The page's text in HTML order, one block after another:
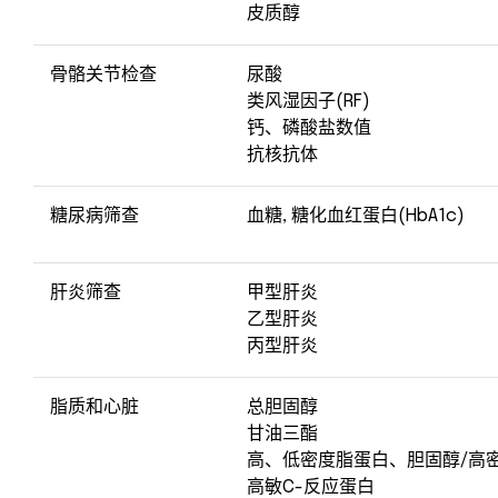
皮质醇
骨骼关节检查
尿酸
类风湿因子(RF)
钙、磷酸盐数值
抗核抗体
糖尿病筛查 血糖, 糖化血红蛋白(HbA1c)
肝炎筛查
甲型肝炎
乙型肝炎
丙型肝炎
脂质和心脏
总胆固醇
甘油三酯
高、低密度脂蛋白、胆固醇/高
高敏C-反应蛋白